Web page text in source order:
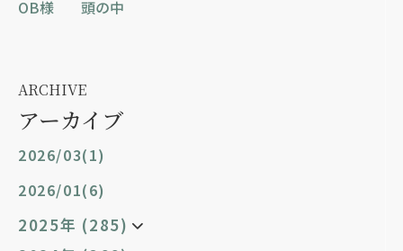
OB様
頭の中
ARCHIVE
アーカイブ
2026/03(1)
2026/01(6)
2025年 (285)